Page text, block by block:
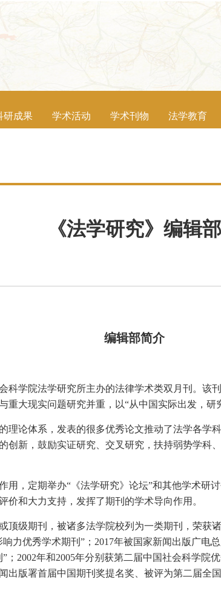
研成果 学术活动 学术刊物 法学教育
《法学研究》编辑部
编辑部简介
科学院法学研究所主办的法律学术类双月刊。
大现实问题研究并重，以“从中国实际出发，研
理论体系，发表的很多优秀论文推动了法学各
创新，鼓励实证研究、交叉研究，扶持弱势学科
用，定期举办“《法学研究》论坛”和其他学术
和大力支持，发挥了期刊的学术导向作用。
顶级期刊，被诸多法学院校列为一类期刊，荣获
力优秀学术期刊”；2017年被国家新闻出版广电
2002年和2005年分别获第二届中国社会科学院
版署首届中国期刊奖提名奖、被评为第二届全国